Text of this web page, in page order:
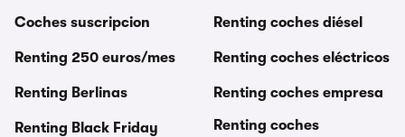
Coches suscripcion
Renting 250 euros/mes
Renting Berlinas
Renting Black Friday
Renting coches diésel
Renting coches eléctricos
Renting coches empresa
Renting coches